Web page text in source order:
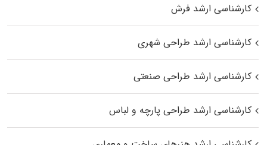
کارشناسی ارشد فرش
کارشناسی ارشد طراحی شهری
کارشناسی ارشد طراحی صنعتی
کارشناسی ارشد طراحی پارچه و لباس